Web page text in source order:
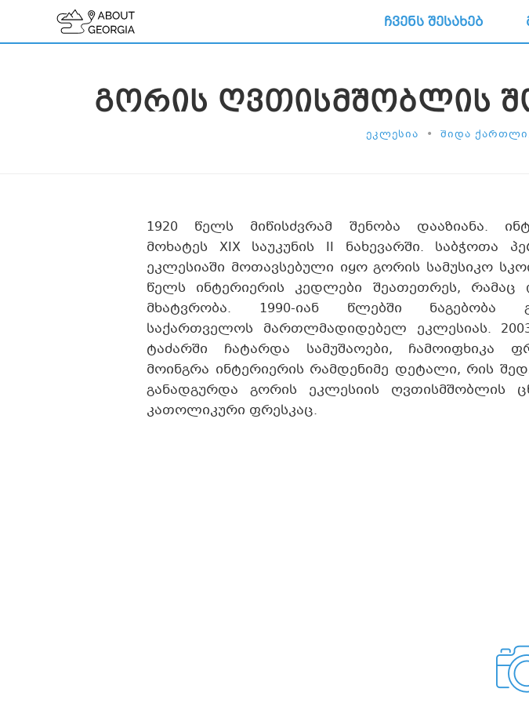
ᲩᲕᲔᲜᲡ ᲨᲔᲡᲐᲮᲔᲑ
ᲒᲝᲠᲘᲡ ᲦᲕᲗᲘᲡᲛᲨᲝᲑᲚᲘᲡ
ᲔᲙᲚᲔᲡᲘᲐ • ᲨᲘᲓᲐ
1920 წელს მიწისძვრამ შენობა დააზიანა.
მოხატეს XIX საუკუნის II ნახევარში. საბჭოთა
ეკლესიაში მოთავსებული იყო გორის სამუსიკო
წელს ინტერიერის კედლები შეათეთრეს, რამაც
მხატვრობა. 1990-იან წლებში ნაგებობა
საქართველოს მართლმადიდებელ ეკლესიას.
ტაძარში ჩატარდა სამუშაოები, ჩამოიფხიკა
მოინგრა ინტერიერის რამდენიმე დეტალი, რის
განადგურდა გორის ეკლესიის ღვთისმშობლის
კათოლიკური ფრესკაც.